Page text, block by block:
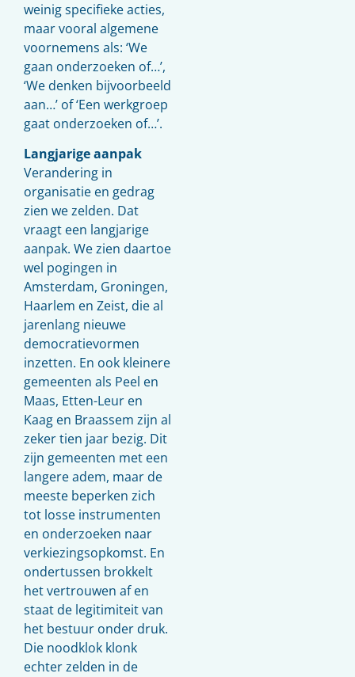
weinig specifieke acties,
maar vooral algemene
voornemens als: ‘We
gaan onderzoeken of…’,
‘We denken bijvoorbeeld
aan…’ of ‘Een werkgroep
gaat onderzoeken of…’.
Langjarige aanpak
Verandering in
organisatie en gedrag
zien we zelden. Dat
vraagt een lang­jarige
aanpak. We zien daartoe
wel pogingen in
Amsterdam, Groningen,
Haarlem en Zeist, die al
jarenlang nieuwe
democratievormen
inzetten. En ook kleinere
gemeenten als Peel en
Maas, Etten-Leur en
Kaag en Braassem zijn al
zeker tien jaar bezig. Dit
zijn gemeenten met een
langere adem, maar de
meeste beperken zich
tot losse instrumenten
en onderzoeken naar
verkiezingsopkomst. En
ondertussen brokkelt
het vertrouwen af en
staat de legitimiteit van
het bestuur onder druk.
Die noodklok klonk
echter zelden in de